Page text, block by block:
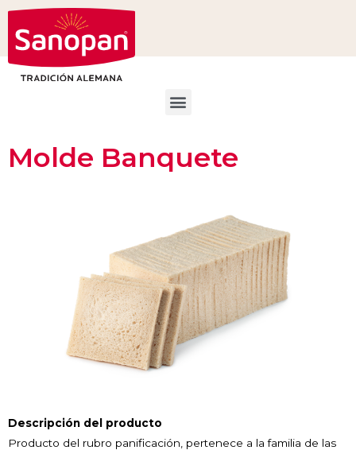
Molde Banquete
Descripción del producto
Producto del rubro panificación, pertenece a la familia de las